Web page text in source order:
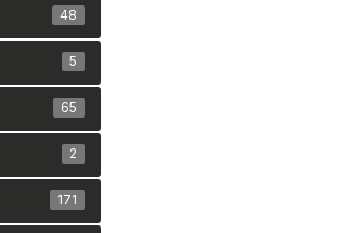
48
5
65
2
171